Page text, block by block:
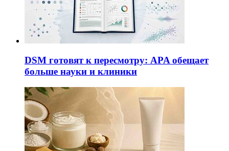
DSM готовят к пересмотру: APA обещает
больше науки и клиники